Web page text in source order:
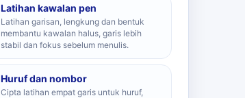
Latihan kawalan pen
Latihan garisan, lengkung dan bentuk
membantu kawalan halus, garis lebih
stabil dan fokus sebelum menulis.
Huruf dan nombor
Cipta latihan empat garis untuk huruf,